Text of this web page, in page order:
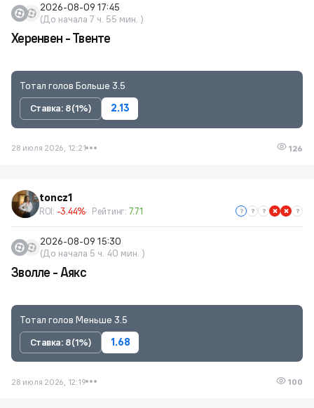
2026-08-09 17:45
(До начала 7 ч. 55 мин. )
Херенвен - Твенте
Тотал голов Больше 3.5
Ставка: 8 (1%)
2.13
28 июля 2026, 12:21 126
toncz1
ROI: -3.44% Рейтинг: 7.71
2026-08-09 15:30
(До начала 5 ч. 40 мин. )
Зволле - Аякс
Тотал голов Меньше 3.5
Ставка: 8 (1%)
1.68
28 июля 2026, 12:19 100